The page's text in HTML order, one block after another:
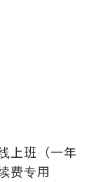
上班（一年
费专用